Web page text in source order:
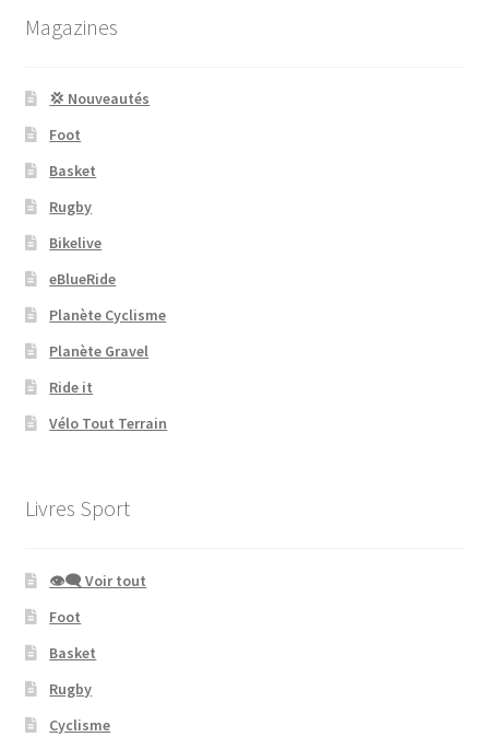
Magazines
💢 Nouveautés
Foot
Basket
Rugby
Bikelive
eBlueRide
Planète Cyclisme
Planète Gravel
Ride it
Vélo Tout Terrain
Livres Sport
👁‍🗨 Voir tout
Foot
Basket
Rugby
Cyclisme